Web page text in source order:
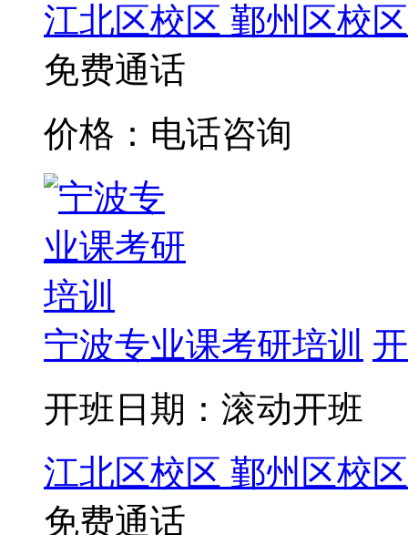
江北区校区 鄞州区校区
免费通话
价格：电话咨询
宁波专业课考研培训
开班日期：滚动开班
江北区校区 鄞州区校区
免费通话